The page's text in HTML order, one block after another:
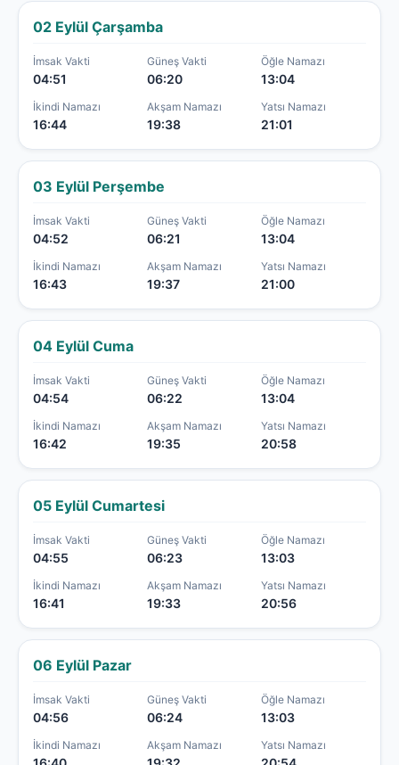
02 Eylül Çarşamba
İmsak Vakti
04:51
Güneş Vakti
06:20
Öğle Namazı
13:04
İkindi Namazı
16:44
Akşam Namazı
19:38
Yatsı Namazı
21:01
03 Eylül Perşembe
İmsak Vakti
04:52
Güneş Vakti
06:21
Öğle Namazı
13:04
İkindi Namazı
16:43
Akşam Namazı
19:37
Yatsı Namazı
21:00
04 Eylül Cuma
İmsak Vakti
04:54
Güneş Vakti
06:22
Öğle Namazı
13:04
İkindi Namazı
16:42
Akşam Namazı
19:35
Yatsı Namazı
20:58
05 Eylül Cumartesi
İmsak Vakti
04:55
Güneş Vakti
06:23
Öğle Namazı
13:03
İkindi Namazı
16:41
Akşam Namazı
19:33
Yatsı Namazı
20:56
06 Eylül Pazar
İmsak Vakti
04:56
Güneş Vakti
06:24
Öğle Namazı
13:03
İkindi Namazı Akşam Namazı Yatsı Namazı